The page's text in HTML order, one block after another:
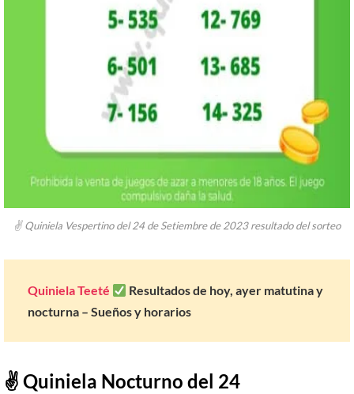
✌ Quiniela Vespertino del 24 de Setiembre de 2023 resultado del sorteo
Quiniela Teeté
Resultados de hoy, ayer matutina y
nocturna – Sueños y horarios
✌ Quiniela Nocturno del 24